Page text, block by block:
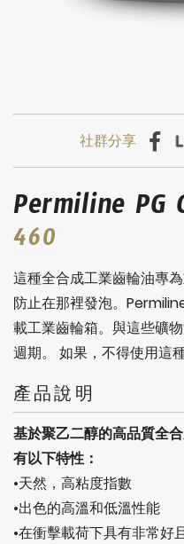
Permiline PG
460
這種全合成工業齒輪油專
防止在那裡發泡。
載工業齒輪箱。與這些礦
週期。 如果，不得使用這
產品說明
基於聚乙二醇的高品質全
有以下特性：
•天然，高粘度指數
•出色的高溫和低溫性能
•在衝擊載荷下具有非常好